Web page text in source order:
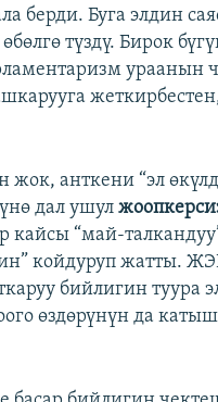
берди. Буга элдин
түздү. Бирок
анткени “эл
дал ушул
кайсы “май-
койдуруп жатты.
бийлигин туура
өздөрүнүн да